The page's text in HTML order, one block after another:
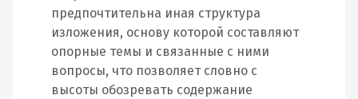
предпочтительна иная структура
изложения, основу которой составляют
опорные темы и связанные с ними
вопросы, что позволяет словно с
высоты обозревать содержание